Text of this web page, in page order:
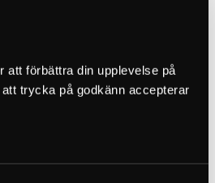
att förbättra din upplevelse på
trycka på godkänn accepterar
adapté à la longueur
composant est conçu avec soin
globale où rien n’est laissé au